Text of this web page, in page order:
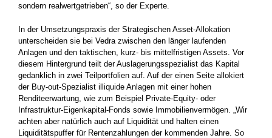
sondern realwertgetrieben“, so der Experte.
In der Umsetzungspraxis der Strategischen Asset-Allokation
unterscheiden sie bei Vedra zwischen den länger laufenden
Anlagen und den taktischen, kurz- bis mittelfristigen Assets. Vor
diesem Hintergrund teilt der Auslagerungsspezialist das Kapital
gedanklich in zwei Teilportfolien auf. Auf der einen Seite allokiert
der Buy-out-Spezialist illiquide Anlagen mit einer hohen
Renditeerwartung, wie zum Beispiel Private-Equity- oder
Infrastruktur-Eigenkapital-Fonds sowie Immobilienvermögen. „Wir
achten aber natürlich auch auf Liquidität und halten einen
Liquiditätspuffer für Rentenzahlungen der kommenden Jahre. So